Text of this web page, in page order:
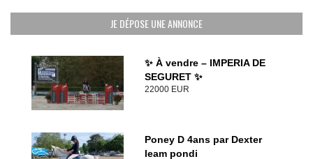
JE DÉPOSE UNE ANNONCE
✨ À vendre – IMPERIA DE
SEGURET ✨
22000 EUR
Poney D 4ans par Dexter
leam pondi